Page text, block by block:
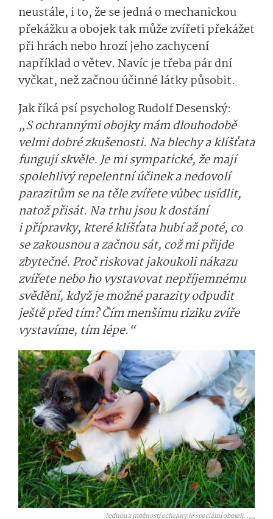
neustále, i to, že se jedná o mechanickou
překážku a obojek tak může zvířeti překážet
při hrách nebo hrozí jeho zachycení
například o větev. Navíc je třeba pár dní
vyčkat, než začnou účinné látky působit.
Jak říká psí psycholog Rudolf Desenský:
„S ochrannými obojky mám dlouhodobě
velmi dobré zkušenosti. Na blechy a klíšťata
fungují skvěle. Je mi sympatické, že mají
spolehlivý repelentní účinek a nedovolí
parazitům se na těle zvířete vůbec usídlit,
natož přisát. Na trhu jsou k dostání
i přípravky, které klíšťata hubí až poté, co
se zakousnou a začnou sát, což mi přijde
zbytečné. Proč riskovat jakoukoli nákazu
zvířete nebo ho vystavovat nepříjemnému
svědění, když je možné parazity odpudit
ještě před tím? Čím menšímu riziku zvíře
vystavíme, tím lépe.“
Jednou z možností ochrany je speciální obojek. ,...